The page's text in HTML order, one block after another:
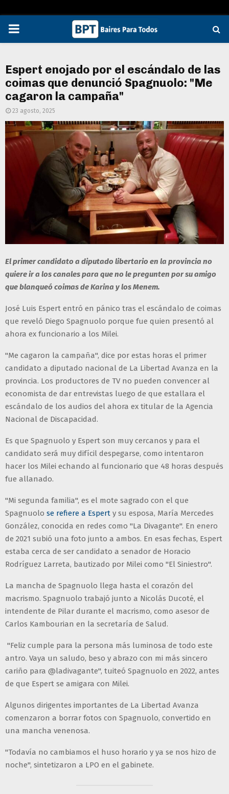
PRIMARY
Espert enojado por el escándalo de las
coimas que denunció Spagnuolo: "Me
cagaron la campaña"
23 agosto, 2025
El primer candidato a diputado libertario en la provincia no
quiere ir a los canales para que no le pregunten por su amigo
que blanqueó coimas de Karina y los Menem.
José Luis Espert entró en pánico tras el escándalo de coimas
que reveló Diego Spagnuolo porque fue quien presentó al
ahora ex funcionario a los Milei.
"Me cagaron la campaña", dice por estas horas el primer
candidato a diputado nacional de La Libertad Avanza en la
provincia. Los productores de TV no pueden convencer al
economista de dar entrevistas luego de que estallara el
escándalo de los audios del ahora ex titular de la Agencia
Nacional de Discapacidad.
Es que Spagnuolo y Espert son muy cercanos y para el
candidato será muy difícil despegarse, como intentaron
hacer los Milei echando al funcionario que 48 horas después
fue allanado.
"Mi segunda familia", es el mote sagrado con el que
Spagnuolo se refiere a Espert y su esposa, María Mercedes
González, conocida en redes como "La Divagante". En enero
de 2021 subió una foto junto a ambos. En esas fechas, Espert
estaba cerca de ser candidato a senador de Horacio
Rodríguez Larreta, bautizado por Milei como "El Siniestro".
La mancha de Spagnuolo llega hasta el corazón del
macrismo. Spagnuolo trabajó junto a Nicolás Ducoté, el
intendente de Pilar durante el macrismo, como asesor de
Carlos Kambourian en la secretaría de Salud.
"Feliz cumple para la persona más luminosa de todo este
antro. Vaya un saludo, beso y abrazo con mi más sincero
cariño para @ladivagante", tuiteó Spagnuolo en 2022, antes
de que Espert se amigara con Milei.
Algunos dirigentes importantes de La Libertad Avanza
comenzaron a borrar fotos con Spagnuolo, convertido en
una mancha venenosa.
"Todavía no cambiamos el huso horario y ya se nos hizo de
noche", sintetizaron a LPO en el gabinete.